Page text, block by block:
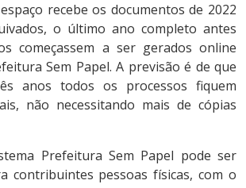
recebe os documentos de 2022
o último ano completo antes
começassem a ser gerados online
Sem Papel. A previsão é de que
anos todos os processos fiquem
não necessitando mais de cópias
Prefeitura Sem Papel pode ser
contribuintes pessoas físicas, com o